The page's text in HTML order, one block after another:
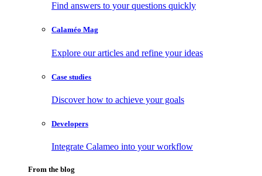
Find answers to your questions quickly
Calaméo Mag
Explore our articles and refine your ideas
Case studies
Discover how to achieve your goals
Developers
Integrate Calameo into your workflow
From the blog